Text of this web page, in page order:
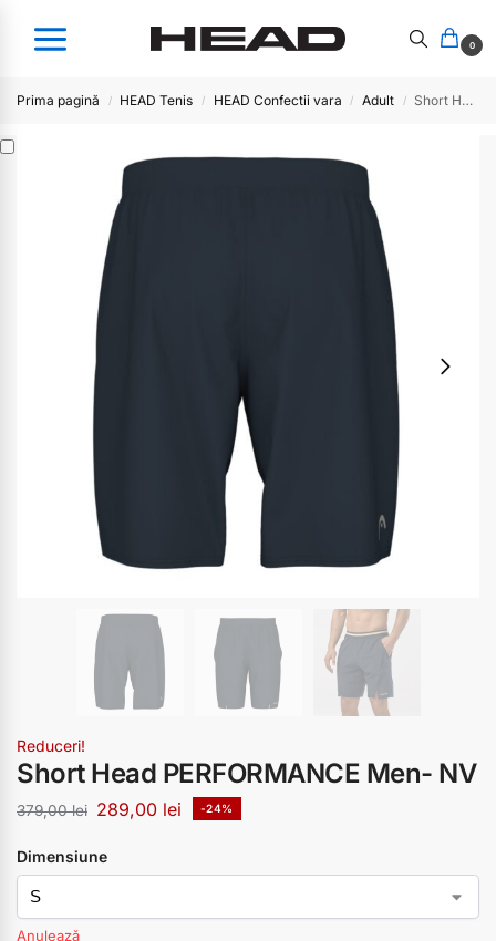
0
Prima pagină / HEAD Tenis / HEAD Confectii vara / Adult / Short Head PERFORMANCE Men- NV
Reduceri!
Short Head PERFORMANCE Men- NV
379,00lei 289,00 lei -24%
Dimensiune
Anulează